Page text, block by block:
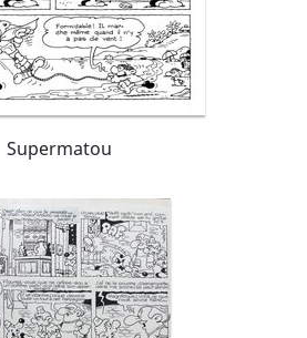
Supermatou